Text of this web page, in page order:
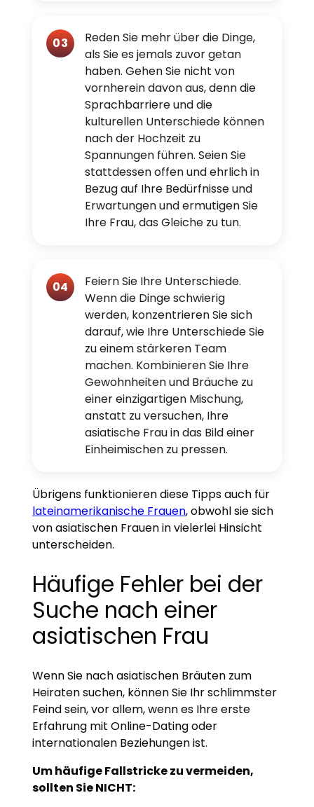
03
Reden Sie mehr über die Dinge,
als Sie es jemals zuvor getan
haben. Gehen Sie nicht von
vornherein davon aus, denn die
Sprachbarriere und die
kulturellen Unterschiede können
nach der Hochzeit zu
Spannungen führen. Seien Sie
stattdessen offen und ehrlich in
Bezug auf Ihre Bedürfnisse und
Erwartungen und ermutigen Sie
Ihre Frau, das Gleiche zu tun.
04
Feiern Sie Ihre Unterschiede.
Wenn die Dinge schwierig
werden, konzentrieren Sie sich
darauf, wie Ihre Unterschiede Sie
zu einem stärkeren Team
machen. Kombinieren Sie Ihre
Gewohnheiten und Bräuche zu
einer einzigartigen Mischung,
anstatt zu versuchen, Ihre
asiatische Frau in das Bild einer
Einheimischen zu pressen.
Übrigens funktionieren diese Tipps auch für
lateinamerikanische Frauen, obwohl sie sich
von asiatischen Frauen in vielerlei Hinsicht
unterscheiden.
Häufige Fehler bei der
Suche nach einer
asiatischen Frau
Wenn Sie nach asiatischen Bräuten zum
Heiraten suchen, können Sie Ihr schlimmster
Feind sein, vor allem, wenn es Ihre erste
Erfahrung mit Online-Dating oder
internationalen Beziehungen ist.
Um häufige Fallstricke zu vermeiden,
sollten Sie NICHT: